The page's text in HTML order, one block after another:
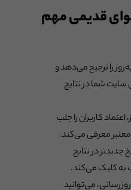
قدیمی مهم
را ترجیح می‌دهد و
سایت شما در نتایج
اعتماد کاربران را جلب
معتبر معرفی می‌کند.
جدیدتر در نتایج
به کلیک می‌کند.
می‌توانید